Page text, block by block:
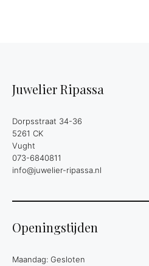
Juwelier Ripassa
Dorpsstraat 34-36
5261 CK
Vught
073-6840811
info@juwelier-ripassa.nl
Openingstijden
Maandag: Gesloten